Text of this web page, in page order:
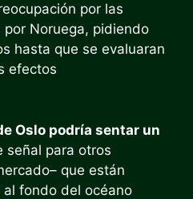
por las
Noruega, pidiendo
hasta que se evaluaran
efectos
Oslo podría sentar un
señal para otros
que están
fondo del océano